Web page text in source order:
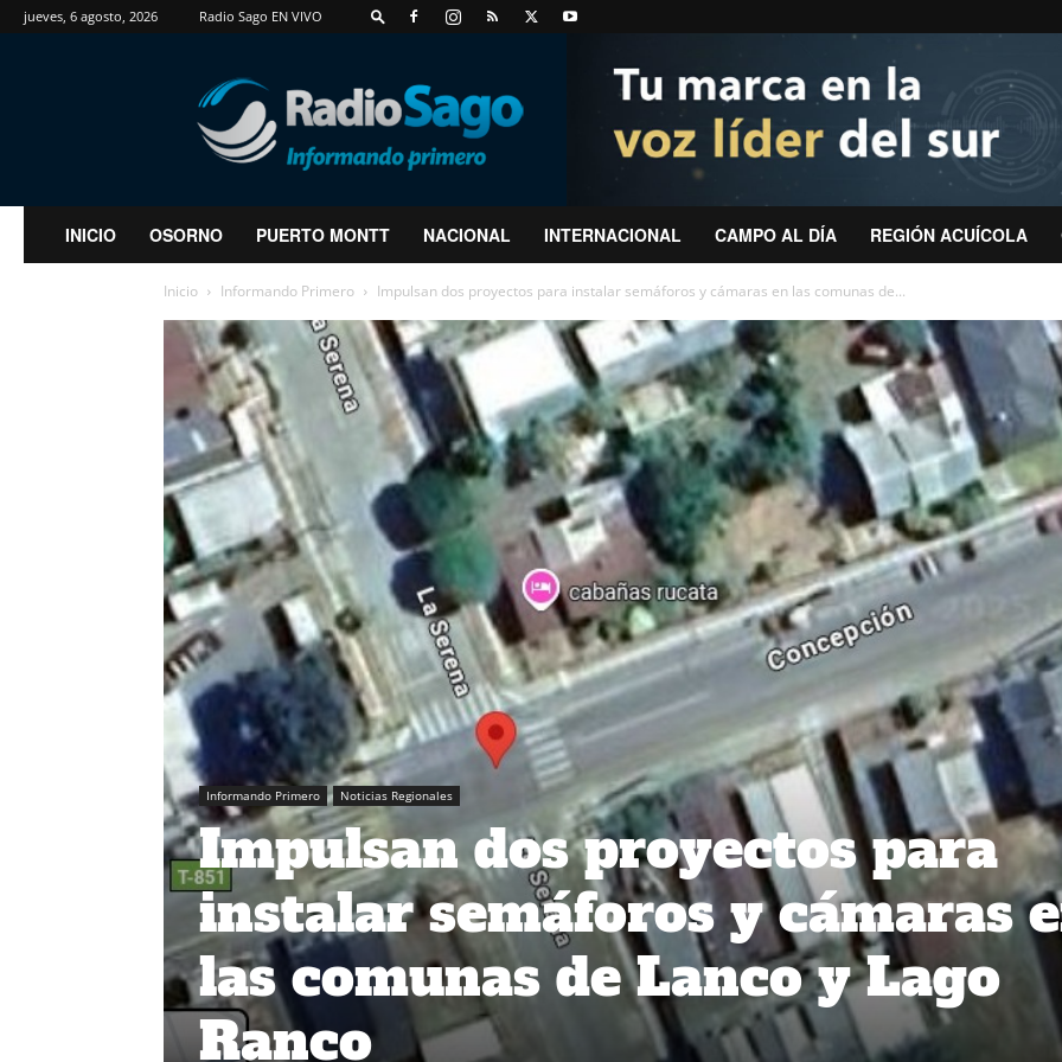
jueves, 6 agosto, 2026 Radio Sago EN VIVO
RadioSago
INICIO OSORNO PUERTO MONTT NACIONAL INTERNACIONAL CAMPO AL DÍA REGIÓN ACUÍCOLA
Inicio Informando Primero Impulsan dos proyectos para instalar semáforos y cámaras en las comunas de...
Informando Primero Noticias Regionales
Impulsan dos proyectos para
instalar semáforos y cámaras
las comunas de Lanco y Lago
Ranco